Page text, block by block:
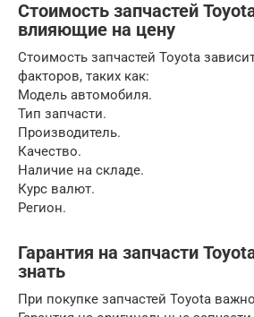
Стоимость запчастей
влияющие на цену
Стоимость запчастей Toyota
факторов, таких как:
Модель автомобиля.
Тип запчасти.
Производитель.
Качество.
Наличие на складе.
Курс валют.
Регион.
Гарантия на запчасти
знать
При покупке запчастей Toyota